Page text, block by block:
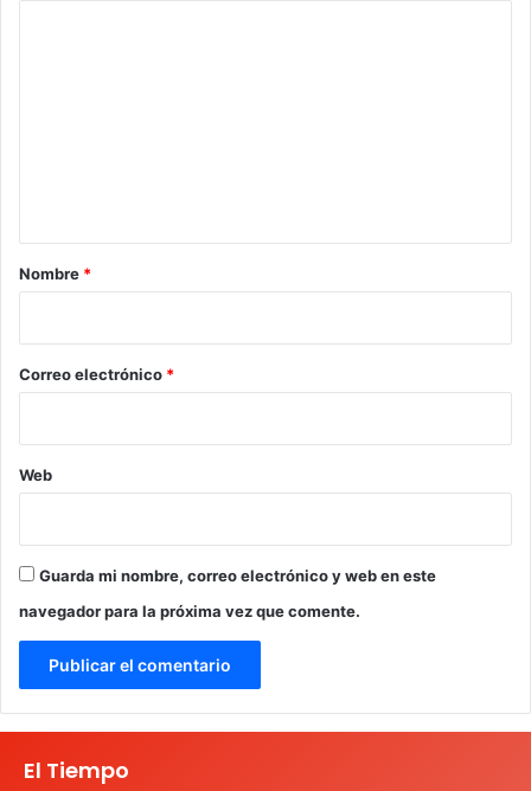
r
*
Nombre *
Correo electrónico *
Web
Guarda mi nombre, correo electrónico y web en este
navegador para la próxima vez que comente.
El Tiempo